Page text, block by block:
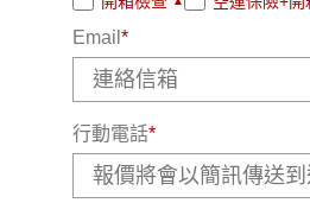
Email *
行動電話*